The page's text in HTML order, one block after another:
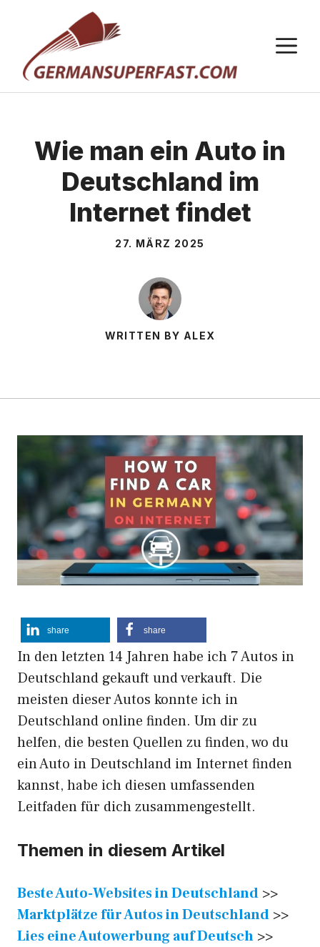
springen
Wie man ein Auto in
Deutschland im
Internet findet
27. MÄRZ 2025
WRITTEN BY ALEX
share share
In den letzten 14 Jahren habe ich 7 Autos in
Deutschland gekauft und verkauft. Die
meisten dieser Autos konnte ich in
Deutschland online finden. Um dir zu
helfen, die besten Quellen zu finden, wo du
ein Auto in Deutschland im Internet finden
kannst, habe ich diesen umfassenden
Leitfaden für dich zusammengestellt.
Themen in diesem Artikel
Beste Auto-Websites in Deutschland >>
Marktplätze für Autos in Deutschland >>
Lies eine Autowerbung auf Deutsch >>